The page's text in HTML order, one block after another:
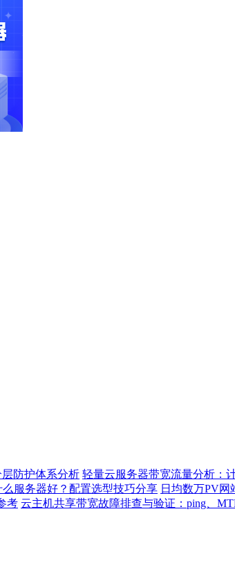
防护体系分析 轻量云服务器带宽流量分析：
服务器好？配置选型技巧分享 日均数万PV
考 云主机共享带宽故障排查与验证：ping、